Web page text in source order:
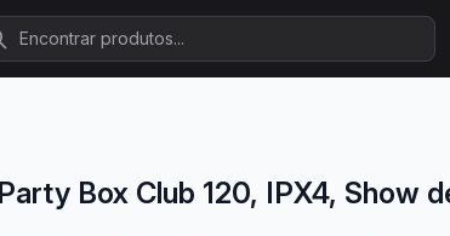
Box Club 120, IPX4, Show